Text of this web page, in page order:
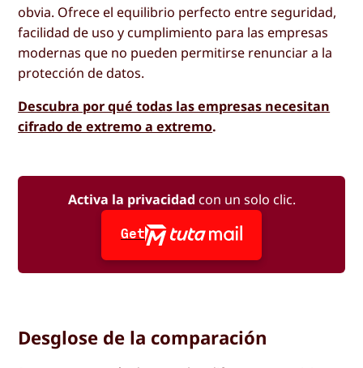
obvia. Ofrece el equilibrio perfecto entre seguridad,
facilidad de uso y cumplimiento para las empresas
modernas que no pueden permitirse renunciar a la
protección de datos.
Descubra por qué todas las empresas necesitan
cifrado de extremo a extremo.
Activa la privacidad con un solo clic.
Get
Desglose de la comparación